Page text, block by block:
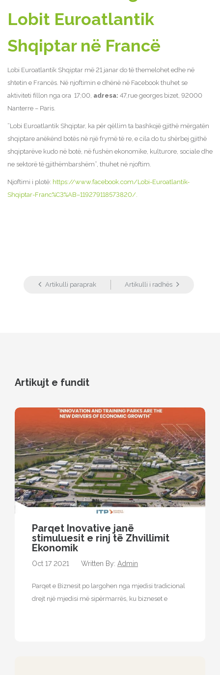
Lobit Euroatlantik
Shqiptar në Francë
Lobi Euroatlantik Shqiptar më 21 janar do të themelohet edhe në
shtetin e Francës. Në njoftimin e dhënë në Facebook thuhet se
aktiviteti fillon nga ora 17;00, adresa: 47,rue georges bizet, 92000
Nanterre – Paris.
”Lobi Euroatlantik Shqiptar, ka për qëllim ta bashkojë gjithë mërgatën
shqiptare anëkënd botës në një frymë të re, e cila do tu shërbej gjithë
shqiptarëve kudo në botë, në fushën ekonomike, kulturore, sociale dhe
ne sektorë të gjithëmbarshëm”, thuhet në njoftim.
Njoftimi i plotë: https://www.facebook.com/Lobi-Euroatlantik-
Shqiptar-Franc%C3%AB–119279118573820/.
Artikulli paraprak Artikulli i radhës
Artikujt e fundit
Parqet Inovative janë
stimuluesit e rinj të Zhvillimit
Ekonomik
Oct 17 2021 Written By: Admin
Parqet e Biznesit po largohen nga mjedisi tradicional
drejt një mjedisi më sipërmarrës, ku bizneset e